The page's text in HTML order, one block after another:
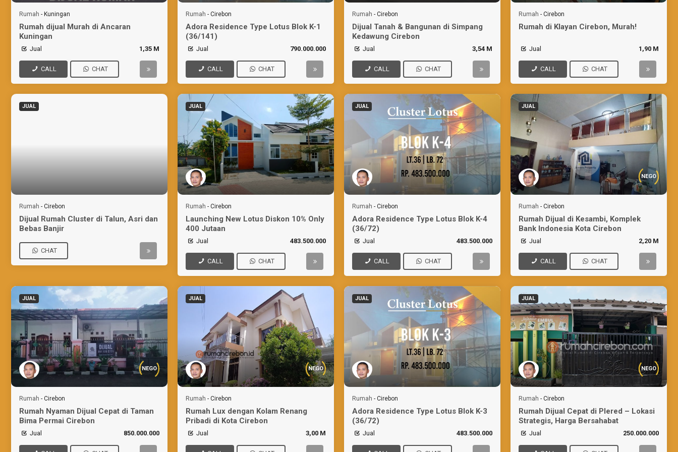
Rumah - Kuningan
Rumah dijual Murah di Ancaran
Kuningan
Jual 1,35 M
CALL CHAT
Rumah - Cirebon
Adora Residence Type Lotus Blok K-1
(36/141)
Jual 790.000.000
CALL CHAT
Rumah - Cirebon
Dijual Tanah & Bangunan di Simpang
Kedawung Cirebon
Jual 3,54 M
CALL CHAT
Rumah - Cirebon
Rumah di Klayan Cirebon, Murah!
Jual 1,90 M
CALL CHAT
JUAL
Rumah - Cirebon
Dijual Rumah Cluster di Talun, Asri dan
Bebas Banjir
CHAT
JUAL
Rumah - Cirebon
Launching New Lotus Diskon 10% Only
400 Jutaan
Jual 483.500.000
CALL CHAT
JUAL
Rumah - Cirebon
Adora Residence Type Lotus Blok K-4
(36/72)
Jual 483.500.000
CALL CHAT
JUAL
NEGO
Rumah - Cirebon
Rumah Dijual di Kesambi, Komplek
Bank Indonesia Kota Cirebon
Jual 2,20 M
CALL CHAT
JUAL
NEGO
Rumah - Cirebon
Rumah Nyaman Dijual Cepat di Taman
Bima Permai Cirebon
Jual 850.000.000
JUAL
NEGO
Rumah - Cirebon
Rumah Lux dengan Kolam Renang
Pribadi di Kota Cirebon
Jual 3,00 M
JUAL
Rumah - Cirebon
Adora Residence Type Lotus Blok K-3
(36/72)
Jual 483.500.000
JUAL
NEGO
Rumah - Cirebon
Rumah Dijual Cepat di Plered – Lokasi
Strategis, Harga Bersahabat
Jual 250.000.000